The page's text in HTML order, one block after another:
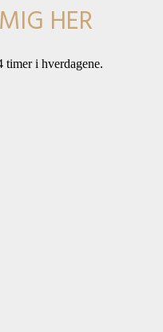
HER
timer i hverdagene.